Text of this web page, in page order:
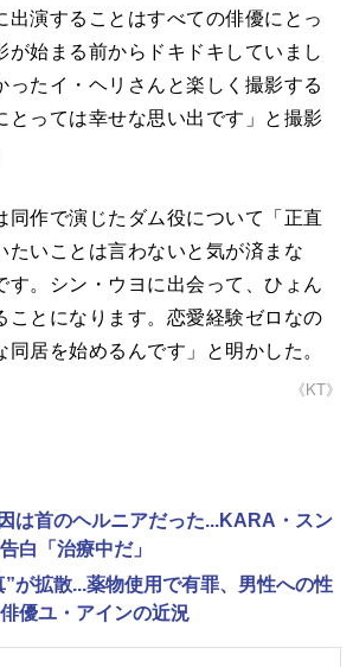
出演することはすべての俳優にとっ
が始まる前からドキドキしていまし
ったイ・ヘリさんと楽しく撮影する
とっては幸せな思い出です」と撮影
作で演じたダム役について「正直
たいことは言わないと気が済まな
す。シン・ウヨに出会って、ひょん
ことになります。恋愛経験ゼロなの
居を始めるんです」と明かした。
《KT》
は首のヘルニアだった...KARA・スン
白「治療中だ」
”が拡散...薬物使用で有罪、男性への性
優ユ・アインの近況